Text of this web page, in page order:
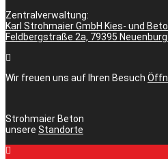
Zentralverwaltung:
Karl Strohmaier GmbH Kies- und
Feldbergstraße 2a, 79395
Wir freuen uns auf Ihren Besuch
Strohmaier Beton
unsere Standorte